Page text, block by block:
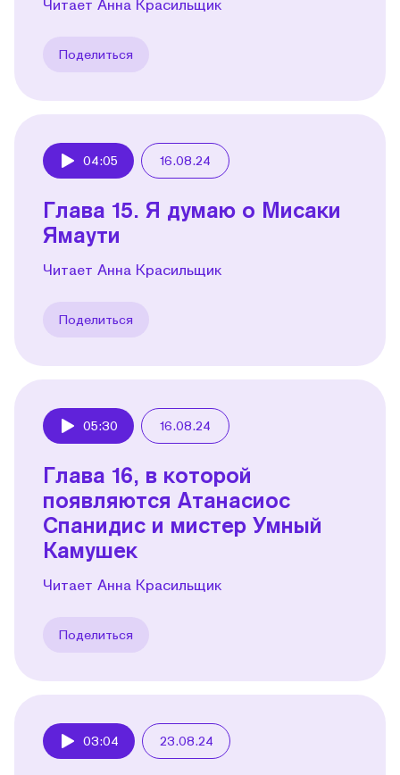
Читает Анна Красильщик
Поделиться
04:05 16.08.24
Глава 15. Я думаю о Мисаки
Ямаути
Читает Анна Красильщик
Поделиться
05:30 16.08.24
Глава 16, в которой
появляются Атанасиос
Спанидис и мистер Умный
Камушек
Читает Анна Красильщик
Поделиться
03:04 23.08.24